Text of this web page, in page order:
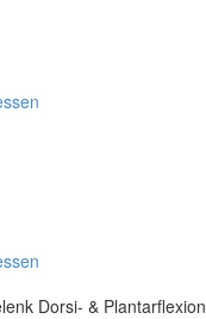
Dorsi- & Plantarflexion